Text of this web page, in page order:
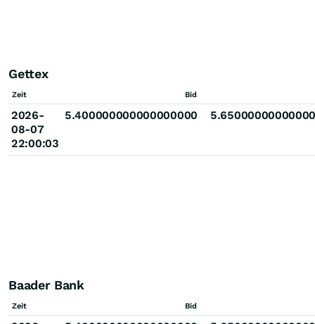
Gettex
Zeit Bid
2026-
08-07
22:00:03
5.400000000000000000
Baader Bank
Zeit Bid